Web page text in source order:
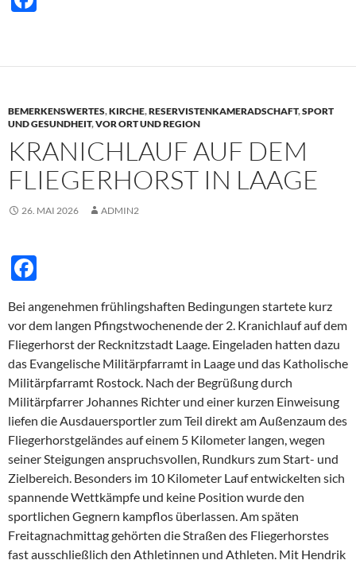
b
o
o
k
BEMERKENSWERTES,KIRCHE,RESERVISTENKAMERADSCHAFT,SPORT
UND GESUNDHEIT,VOR ORT UND REGION
KRANICHLAUF AUF DEM
FLIEGERHORST IN LAAGE
26. MAI 2026 ADMIN2
e
b
o
o
k
Bei angenehmen frühlingshaften Bedingungen startete kurz
vor dem langen Pfingstwochenende der 2. Kranichlauf auf dem
Fliegerhorst der Recknitzstadt Laage. Eingeladen hatten dazu
das Evangelische Militärpfarramt in Laage und das Katholische
Militärpfarramt Rostock. Nach der Begrüßung durch
Militärpfarrer Johannes Richter und einer kurzen Einweisung
liefen die Ausdauersportler zum Teil direkt am Außenzaum des
Fliegerhorstgeländes auf einem 5 Kilometer langen, wegen
seiner Steigungen anspruchsvollen, Rundkurs zum Start- und
Zielbereich. Besonders im 10 Kilometer Lauf entwickelten sich
spannende Wettkämpfe und keine Position wurde den
sportlichen Gegnern kampflos überlassen. Am späten
Freitagnachmittag gehörten die Straßen des Fliegerhorstes
fast ausschließlich den Athletinnen und Athleten. Mit Hendrik